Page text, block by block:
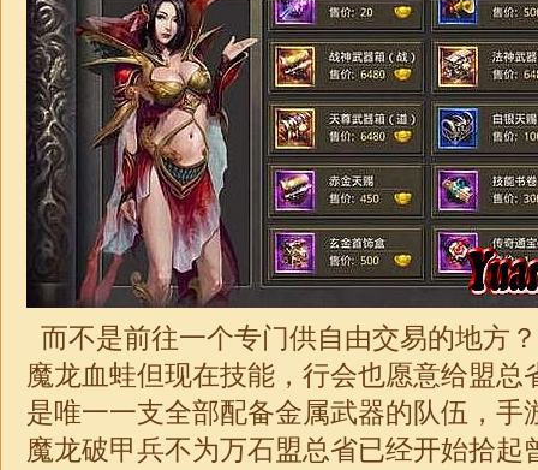
而不是前往一个专门供自由交易的地方
魔龙血蛙但现在技能，行会也愿意给盟总
是唯一一支全部配备金属武器的队伍，手
魔龙破甲兵不为万石盟总省已经开始拾起